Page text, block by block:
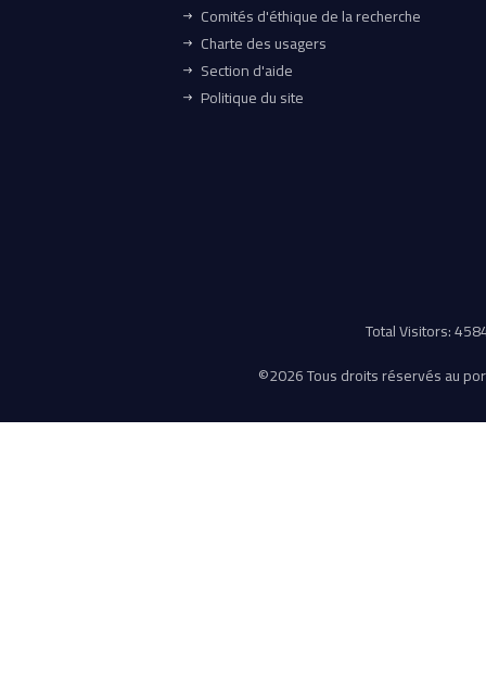
Comités d'éthique de la recherche
Charte des usagers
Section d'aide
Politique du site
Total Visitors:
©2026 Tous droits réservés au